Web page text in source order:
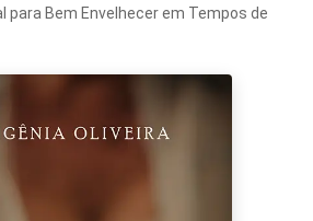
para Bem Envelhecer em Tempos de